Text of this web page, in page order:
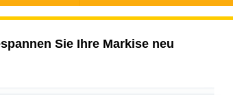
Sie Ihre Markise neu